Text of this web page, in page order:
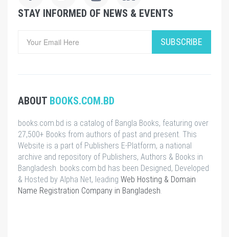
STAY INFORMED OF NEWS & EVENTS
SUBSCRIBE
ABOUT BOOKS.COM.BD
books.com.bd is a catalog of Bangla Books, featuring over
27,500+ Books from authors of past and present. This
Website is a part of Publishers E-Platform, a national
archive and repository of Publishers, Authors & Books in
Bangladesh. books.com.bd has been Designed, Developed
& Hosted by Alpha Net, leading Web Hosting & Domain
Name Registration Company in Bangladesh.